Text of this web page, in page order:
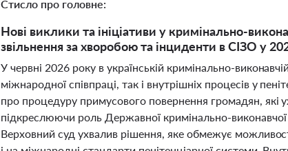
Стисло про головне:
Нові виклики та ініціативи у кримінально-
звільнення за хворобою та інциденти в СІЗО у
У червні 2026 року в українській кримінально-
міжнародної співпраці, так і внутрішніх процесів у
про процедуру примусового повернення громадян, які
підкреслюючи роль Державної кримінально-
Верховний суд ухвалив рішення, яке обмежує